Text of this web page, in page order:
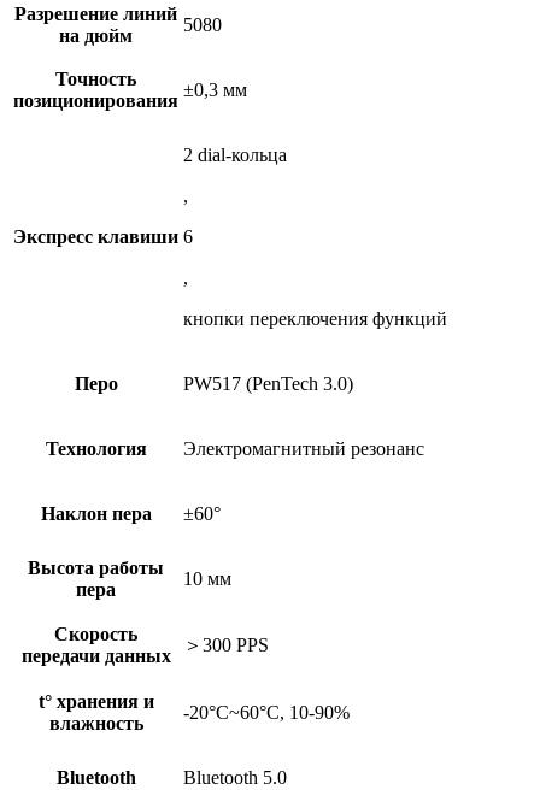
Разрешение линий
на дюйм
5080
Точность
позиционирования
±0,3 мм
Экспресс клавиши
2 dial-кольца
,
6
,
кнопки переключения функций
Перо PW517 (PenTech 3.0)
Технология Электромагнитный резонанс
Наклон пера ±60°
Высота работы
пера
10 мм
Скорость
передачи данных
＞300 PPS
t° хранения и
влажность
-20°C~60°C, 10-90%
Bluetooth Bluetooth 5.0